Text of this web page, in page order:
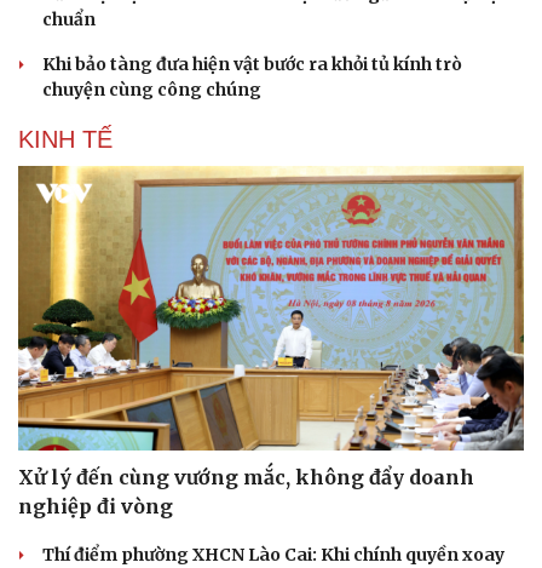
chuẩn
Khi bảo tàng đưa hiện vật bước ra khỏi tủ kính trò
chuyện cùng công chúng
KINH TẾ
Xử lý đến cùng vướng mắc, không đẩy doanh
nghiệp đi vòng
Thí điểm phường XHCN Lào Cai: Khi chính quyền xoay